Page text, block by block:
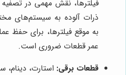
فیلترها، نقش مهمی در
ذرات آلوده به سیستم‌های
به موقع فیلترها، برای حفظ
عمر قطعات ضروری است.
قطعات برقی: استارت،